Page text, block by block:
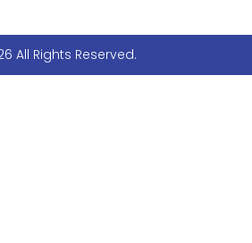
All Rights Reserved.